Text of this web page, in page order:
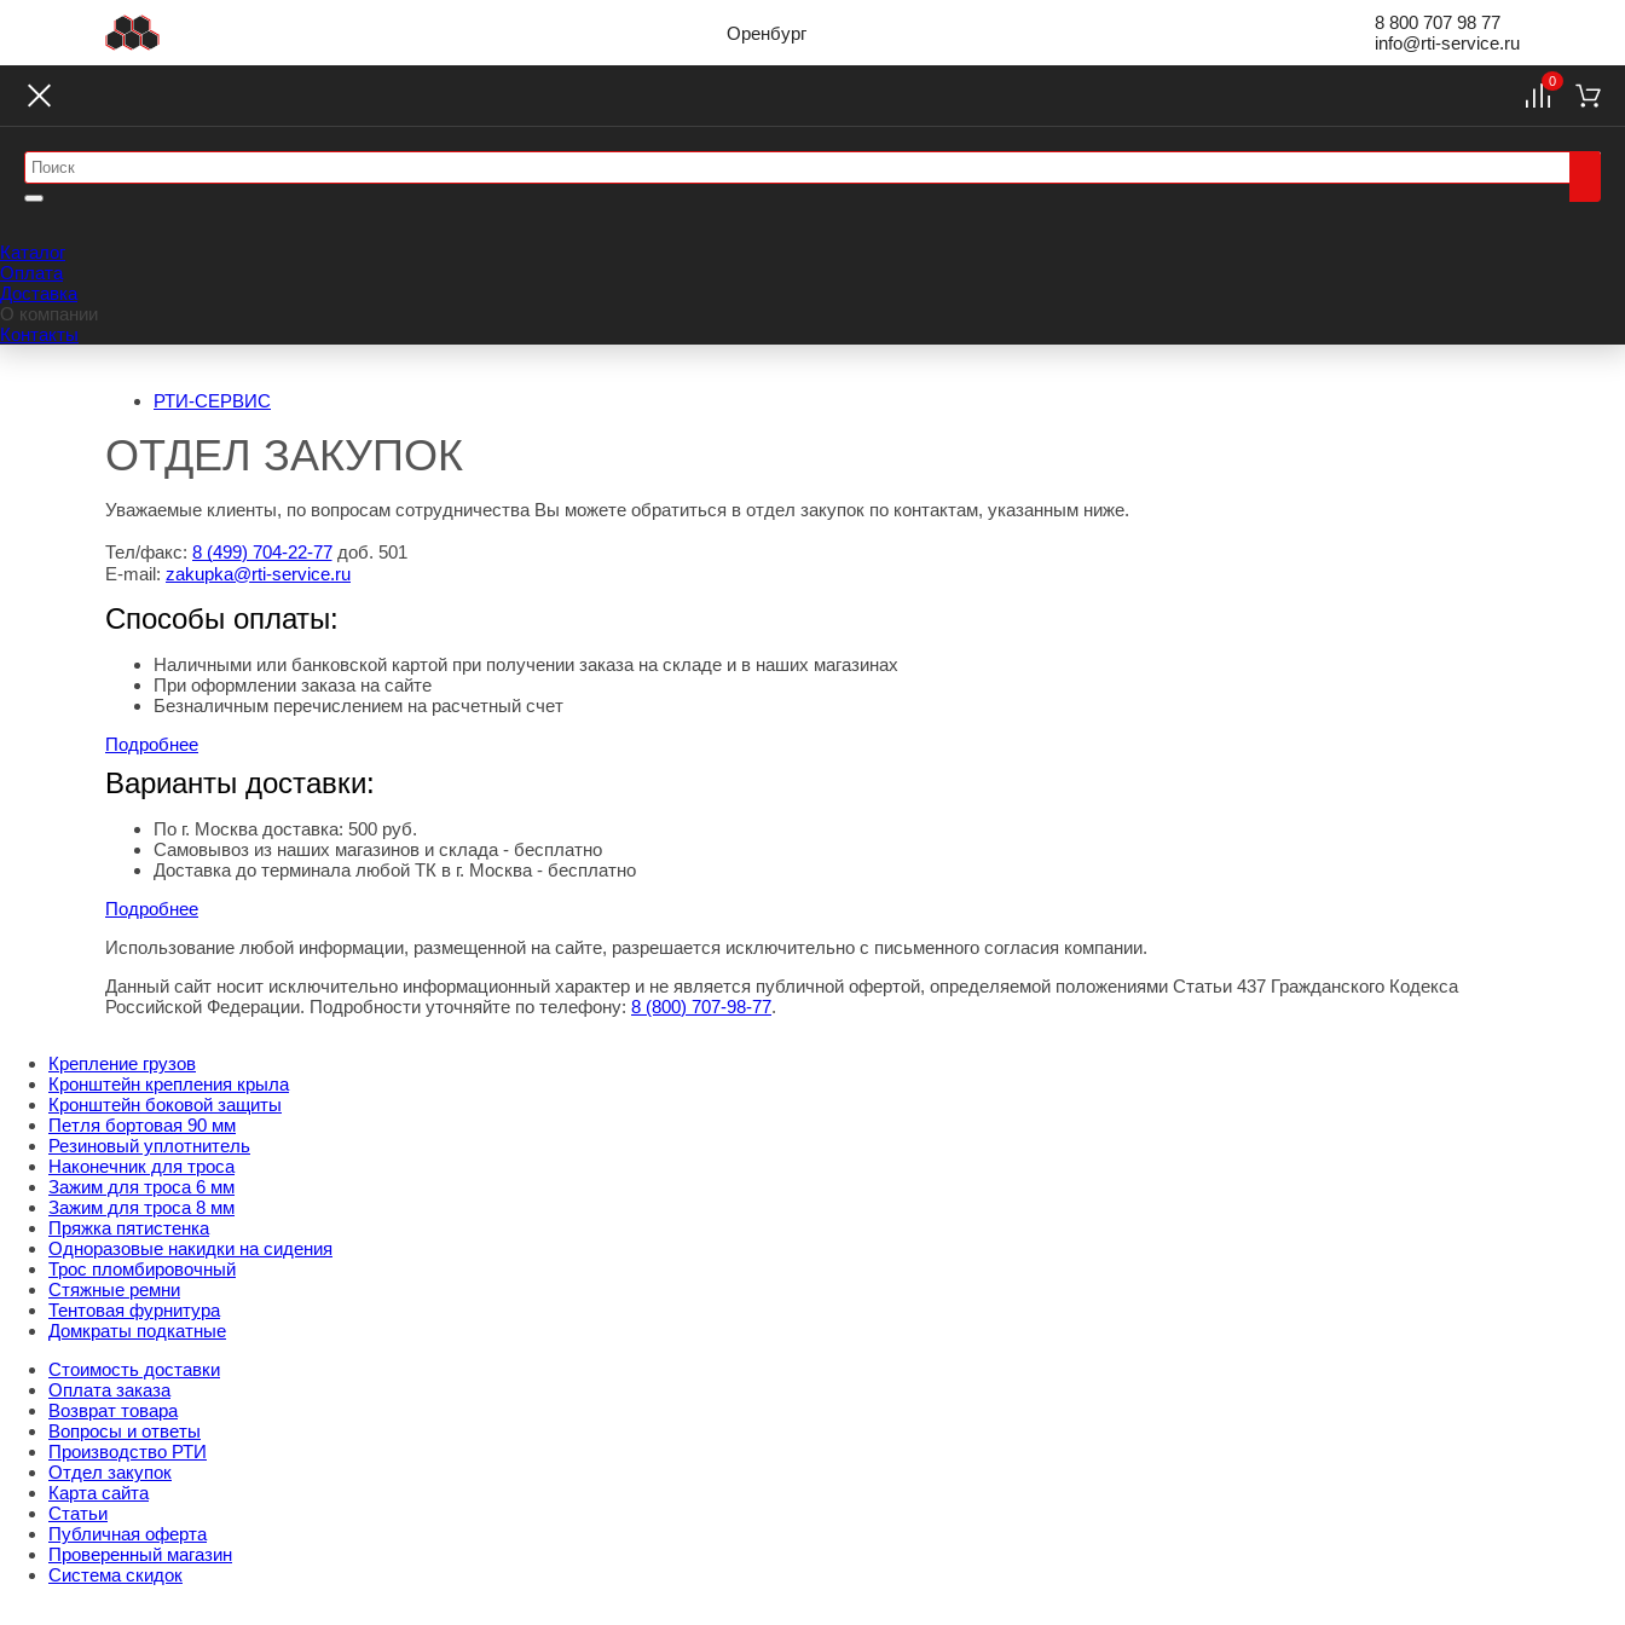
Оренбург
8 800 707 98 77
info@rti-service.ru
Каталог
Оплата
Доставка
О компании
Контакты
0
РТИ-СЕРВИС
ОТДЕЛ ЗАКУПОК
Уважаемые клиенты, по вопросам сотрудничества Вы можете обратиться в отдел закупок по контактам, указанным ниже.
Тел/факс: 8(499) 704-22-77доб. 501
E-mail: zakupka@rti-service.ru
Способы оплаты:
Наличными или банковской картой при получении заказа на складе и в наших магазинах
При оформлении заказа на сайте
Безналичным перечислением на расчетный счет
Подробнее
Варианты доставки:
По г. Москва доставка: 500 руб.
Самовывоз из наших магазинов и склада - бесплатно
Доставка до терминала любой ТК в г. Москва - бесплатно
Подробнее
Использование любой информации, размещенной на сайте, разрешается исключительно с письменного согласия компании.
Данный сайт носит исключительно информационный характер и не является публичной офертой, определяемой положениями Статьи 437 Гражданского Кодекса
Российской Федерации. Подробности уточняйте по телефону: 8 (800) 707-98-77.
Крепление грузов
Кронштейн крепления крыла
Кронштейн боковой защиты
Петля бортовая 90 мм
Резиновый уплотнитель
Наконечник для троса
Зажим для троса 6 мм
Зажим для троса 8 мм
Пряжка пятистенка
Одноразовые накидки на сидения
Трос пломбировочный
Стяжные ремни
Тентовая фурнитура
Домкраты подкатные
Стоимость доставки
Оплата заказа
Возврат товара
Вопросы и ответы
Производство РТИ
Отдел закупок
Карта сайта
Статьи
Публичная оферта
Проверенный магазин
Система скидок